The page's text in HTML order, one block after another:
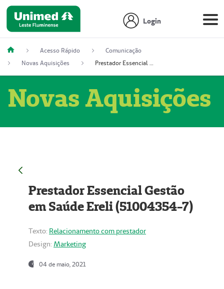
Login
Acesso Rápido
Comunicação
Novas Aquisições
Prestador Essencial Gestão em Saúde Ereli (51004354-7)
Novas Aquisições
Prestador Essencial Gestão
em Saúde Ereli (51004354-7)
Texto: Relacionamento com prestador
Design: Marketing
04 de maio, 2021